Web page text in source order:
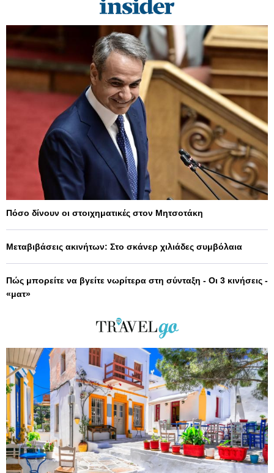
Πόσο δίνουν οι στοιχηματικές στον Μητσοτάκη
Μεταβιβάσεις ακινήτων: Στο σκάνερ χιλιάδες συμβόλαια
Πώς μπορείτε να βγείτε νωρίτερα στη σύνταξη - Οι 3 κινήσεις -
«ματ»